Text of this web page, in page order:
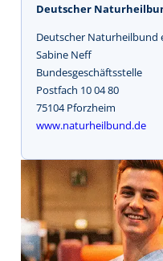
Deutscher
Deutscher Naturheilbund
Sabine Neff
Bundesgeschäftsstelle
Postfach 10 04 80
75104 Pforzheim
www.naturheilbund.de